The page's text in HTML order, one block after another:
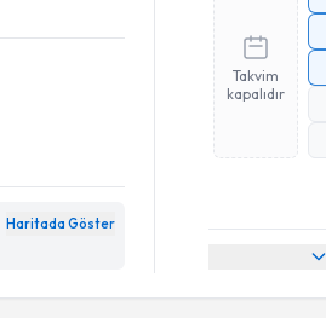
Haritada Göster
Takvim
kapalıdır